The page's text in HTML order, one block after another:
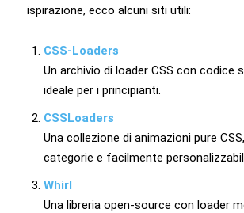
ispirazione, ecco alcuni siti utili:
CSS-Loaders
Un archivio di loader CSS con codice
ideale per i principianti.
CSSLoaders
Una collezione di animazioni pure
categorie e facilmente
Whirl
Una libreria open-source con loader